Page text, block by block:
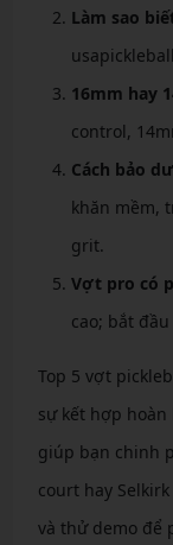
Làm sao
16mm hay
control,
Cách bảo
khăn mềm,
grit.
Vợt pro có
cao; bắt
Top 5 vợt
sự kết hợp hoàn
giúp bạn chinh
court hay
và thử demo để